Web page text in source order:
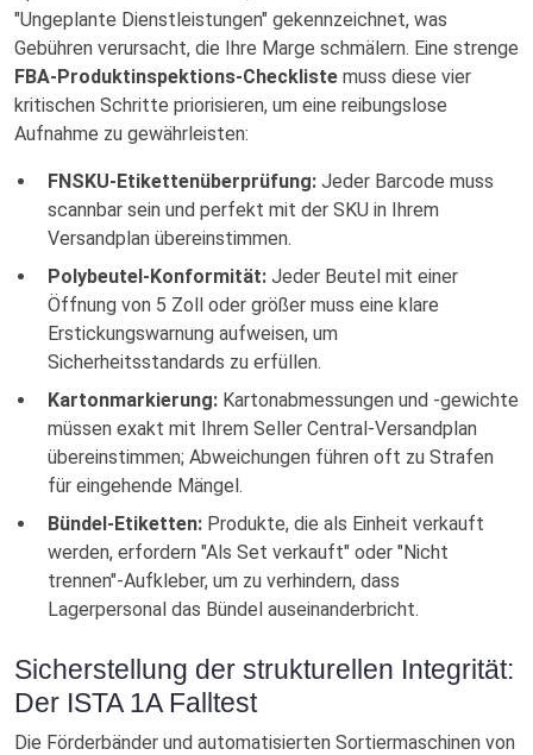
"Ungeplante Dienstleistungen" gekennzeichnet, was
Gebühren verursacht, die Ihre Marge schmälern. Eine strenge
FBA-Produktinspektions-Checkliste muss diese vier
kritischen Schritte priorisieren, um eine reibungslose
Aufnahme zu gewährleisten:
FNSKU-Etikettenüberprüfung: Jeder Barcode muss
scannbar sein und perfekt mit der SKU in Ihrem
Versandplan übereinstimmen.
Polybeutel-Konformität: Jeder Beutel mit einer
Öffnung von 5 Zoll oder größer muss eine klare
Erstickungswarnung aufweisen, um
Sicherheitsstandards zu erfüllen.
Kartonmarkierung: Kartonabmessungen und -gewichte
müssen exakt mit Ihrem Seller Central-Versandplan
übereinstimmen; Abweichungen führen oft zu Strafen
für eingehende Mängel.
Bündel-Etiketten: Produkte, die als Einheit verkauft
werden, erfordern "Als Set verkauft" oder "Nicht
trennen"-Aufkleber, um zu verhindern, dass
Lagerpersonal das Bündel auseinanderbricht.
Sicherstellung der strukturellen Integrität:
Der ISTA 1A Falltest
Die Förderbänder und automatisierten Sortiermaschinen von